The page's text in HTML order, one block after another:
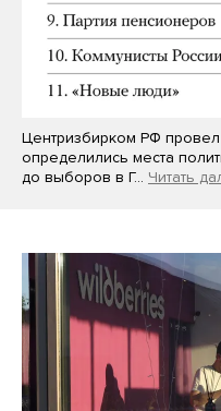
Центризбирком РФ
определились места
до выборов в Г… Читать